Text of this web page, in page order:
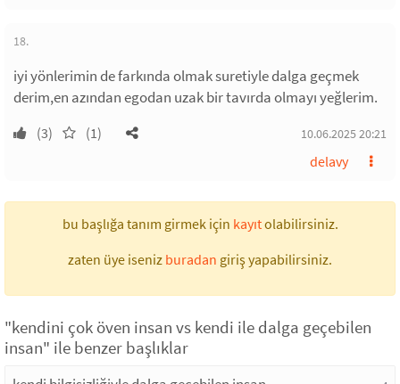
18.
iyi yönlerimin de farkında olmak suretiyle dalga geçmek
derim,en azından egodan uzak bir tavırda olmayı yeğlerim.
(3) (1) 10.06.2025 20:21
delavy
bu başlığa tanım girmek için kayıtolabilirsiniz.
zaten üye iseniz buradan giriş yapabilirsiniz.
"kendini çok öven insan vs kendi ile dalga geçebilen
insan" ile benzer başlıklar